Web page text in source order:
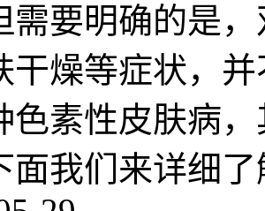
需要明确的是
干燥等症状，
色素性皮肤病
面我们来详细